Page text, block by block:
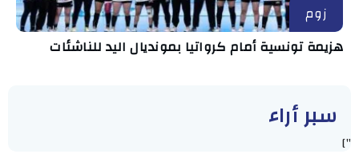
زوم
هزيمة تونسية أمام كرواتيا بمونديال اليد للناشئات
سبر أراء
"]